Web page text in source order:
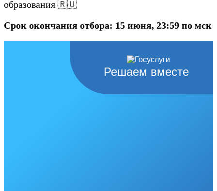
образования 🇷🇺
Срок окончания отбора: 15 июня, 23:59 по мск
Решаем вместе